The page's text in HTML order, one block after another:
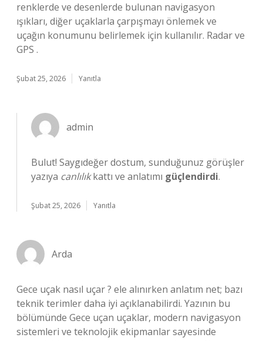
renklerde ve desenlerde bulunan navigasyon
ışıkları, diğer uçaklarla çarpışmayı önlemek ve
uçağın konumunu belirlemek için kullanılır. Radar ve
GPS .
Şubat 25, 2026 Yanıtla
admin
Bulut! Saygıdeğer dostum, sunduğunuz görüşler
yazıya canlılıkkattı ve anlatımı güçlendirdi.
Şubat 25, 2026 Yanıtla
Arda
Gece uçak nasıl uçar ? ele alınırken anlatım net; bazı
teknik terimler daha iyi açıklanabilirdi. Yazının bu
bölümünde Gece uçan uçaklar, modern navigasyon
sistemleri ve teknolojik ekipmanlar sayesinde